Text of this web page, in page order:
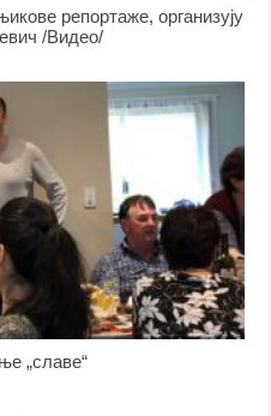
репортаже, организују
/Видео/
„славе“